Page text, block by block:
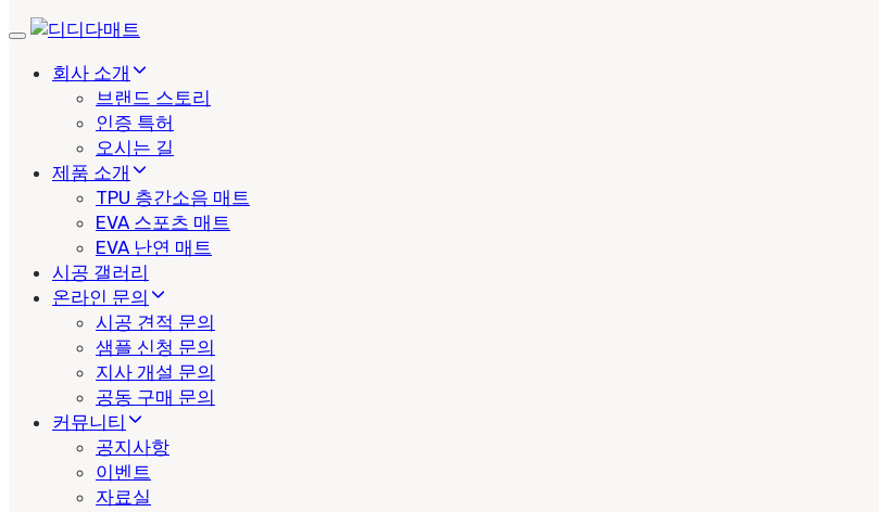
Toggle
navigation
회사 소개
브랜드 스토리
인증 특허
오시는 길
제품 소개
TPU 층간소음 매트
EVA 스포츠 매트
EVA 난연 매트
시공 갤러리
온라인 문의
시공 견적 문의
샘플 신청 문의
지사 개설 문의
공동 구매 문의
커뮤니티
공지사항
이벤트
자료실